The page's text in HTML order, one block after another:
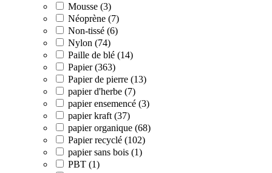
Mousse (3)
Néoprène (7)
Non-tissé (6)
Nylon (74)
Paille de blé (14)
Papier (363)
Papier de pierre (13)
papier d'herbe (7)
papier ensemencé (3)
papier kraft (37)
papier organique (68)
Papier recyclé (102)
papier sans bois (1)
PBT (1)